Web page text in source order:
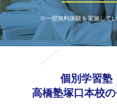
※一部無料体験を実施して
個別学習塾
高橋塾塚口本校